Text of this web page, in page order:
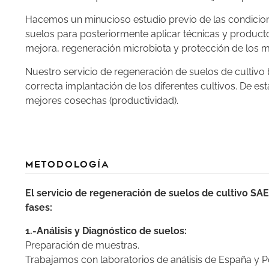
Hacemos un minucioso estudio previo de las
suelos para posteriormente aplicar técnicas y
mejora, regeneración microbiota y protección de los
Nuestro servicio de regeneración de suelos de
correcta implantación de los diferentes cultivos. De
mejores cosechas (productividad).
Metodología
El servicio de regeneración de suelos de cultivo
fases:
1.-Análisis y Diagnóstico de suelos:
Preparación de muestras.
Trabajamos con laboratorios de análisis de España y